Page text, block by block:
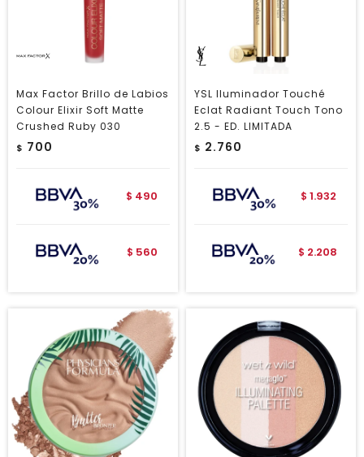
Max Factor Brillo de Labios
Colour Elixir Soft Matte
Crushed Ruby 030
$ 700
$ 490
$ 560
YSL Iluminador Touché
Eclat Radiant Touch Tono
2.5 - ED. LIMITADA
$ 2.760
$ 1.932
$ 2.208